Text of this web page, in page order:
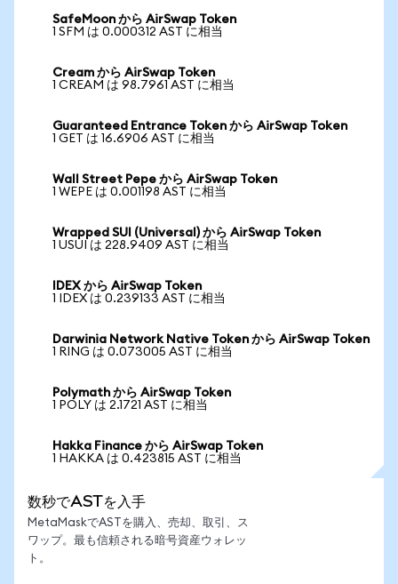
SafeMoon から AirSwap Token
1 SFM は 0.000312 AST に相当
Cream から AirSwap Token
1 CREAM は 98.7961 AST に相当
Guaranteed Entrance Token から AirSwap Token
1 GET は 16.6906 AST に相当
Wall Street Pepe から AirSwap Token
1 WEPE は 0.001198 AST に相当
Wrapped SUI (Universal) から AirSwap Token
1 USUI は 228.9409 AST に相当
IDEX から AirSwap Token
1 IDEX は 0.239133 AST に相当
Darwinia Network Native Token から AirSwap Token
1 RING は 0.073005 AST に相当
Polymath から AirSwap Token
1 POLY は 2.1721 AST に相当
Hakka Finance から AirSwap Token
1 HAKKA は 0.423815 AST に相当
数秒でASTを入手
MetaMaskでASTを購入、売却、取引、ス
ワップ。最も信頼される暗号資産ウォレッ
ト。